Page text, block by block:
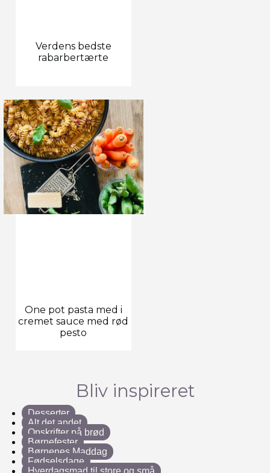
Verdens bedste
rabarbertærte
One pot pasta med i
cremet sauce med rød
pesto
Bliv inspireret
Desserter
Alt det andet
Opskrifter på brød
Børnefester
Børnenes Maddag
Fødselsdage